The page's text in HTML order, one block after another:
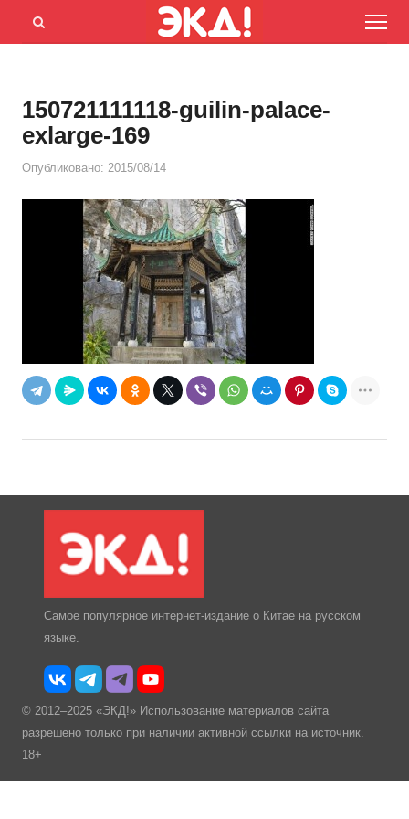
Menu
Открыть
150721111118-guilin-palace-
exlarge-169
Опубликовано: 2015/08/14
Самое популярное интернет-издание о Китае на русском
языке.
© 2012–2025 «ЭКД!» Использование материалов сайта
разрешено только при наличии активной ссылки на источник.
18+